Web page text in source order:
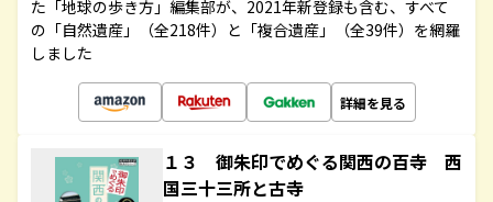
た「地球の歩き方」編集部が、2021年新登録も含む、すべて
の「自然遺産」（全218件）と「複合遺産」（全39件）を網羅
しました
詳細を見る
１３ 御朱印でめぐる関西の百寺 西
国三十三所と古寺